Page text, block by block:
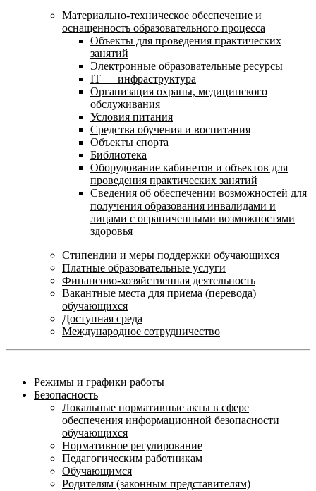
Материально-техническое обеспечение и
оснащенность образовательного процесса
Объекты для проведения практических
занятий
Электронные образовательные ресурсы
IT — инфраструктура
Организация охраны, медицинского
обслуживания
Условия питания
Средства обучения и воспитания
Объекты спорта
Библиотека
Оборудование кабинетов и объектов для
проведения практических занятий
Сведения об обеспечении возможностей для
получения образования инвалидами и
лицами с ограниченными возможностями
здоровья
Стипендии и меры поддержки обучающихся
Платные образовательные услуги
Финансово-хозяйственная деятельность
Вакантные места для приема (перевода)
обучающихся
Доступная среда
Международное сотрудничество
Режимы и графики работы
Безопасность
Локальные нормативные акты в сфере
обеспечения информационной безопасности
обучающихся
Нормативное регулирование
Педагогическим работникам
Обучающимся
Родителям (законным представителям)